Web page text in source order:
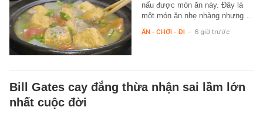
nấu được món ăn này. Đây là
một món ăn nhẹ nhàng nhưng…
ĂN - CHƠI - ĐI - 6 giờ trước
Bill Gates cay đắng thừa nhận sai lầm lớn
nhất cuộc đời